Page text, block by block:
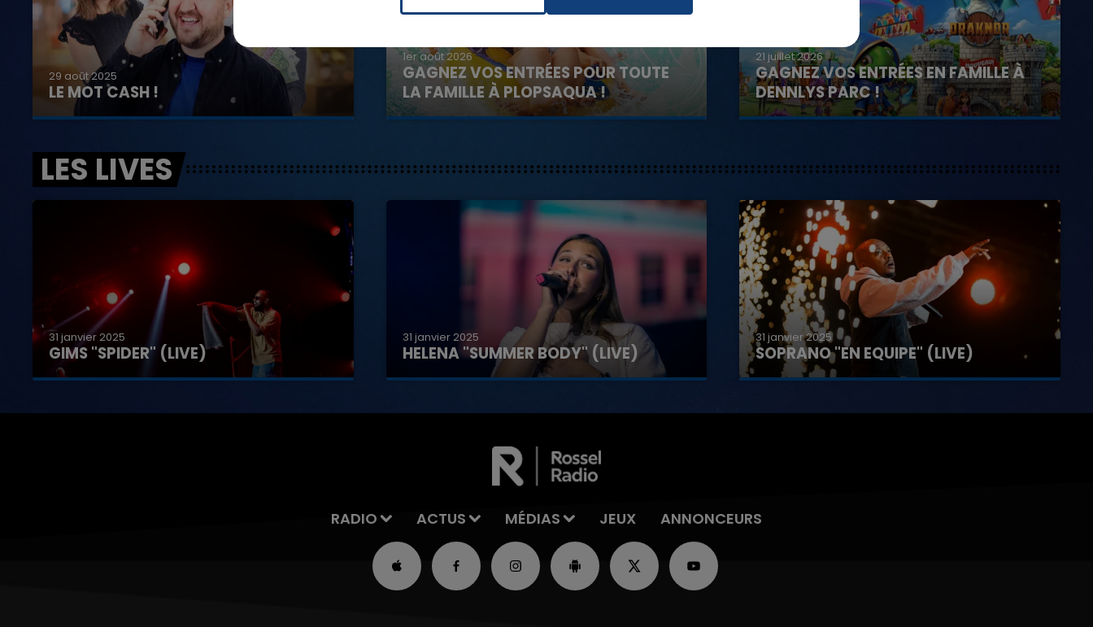
29 août 2025
LE MOT CASH !
1er août 2026
GAGNEZ VOS ENTRÉES POUR TOUTE
LA FAMILLE À PLOPSAQUA !
21 juillet 2026
GAGNEZ VOS ENTRÉES EN FAMILLE À
DENNLYS PARC !
LES LIVES
31 janvier 2025
GIMS "SPIDER" (LIVE)
31 janvier 2025
HELENA "SUMMER BODY" (LIVE)
31 janvier 2025
SOPRANO "EN EQUIPE" (LIVE)
RADIO ACTUS MÉDIAS JEUX ANNONCEURS